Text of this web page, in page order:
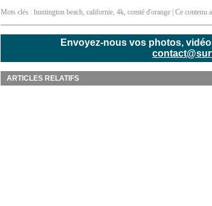
Mots clés : huntington beach, californie, 4k, comté d'orange | Ce contenu
Envoyez-nous vos photos,
ARTICLES RELATIFS